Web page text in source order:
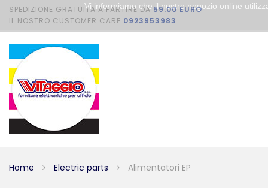
SPEDIZIONE GRATUITA A PARTIRE DA59.00 EURO
IL NOSTRO CUSTOMER CARE 0923953983
Home Electric parts Alimentatori EP
Vi informiamo che il nostro negozio online